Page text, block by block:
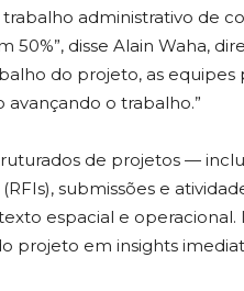
administrativo de
50%”, disse Alain Waha,
do projeto, as
o trabalho.”
de projetos —
submissões e
espacial e operacional.
projeto em insights